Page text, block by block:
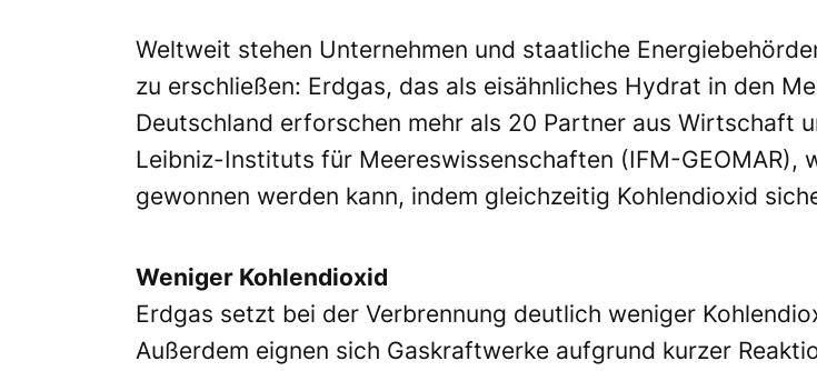
Weltweit stehen Unternehmen und staatliche
zu erschließen: Erdgas, das als eisähnliches Hydrat in den
Deutschland erforschen mehr als 20 Partner aus Wirtschaft
Leibniz-Instituts für Meereswissenschaften (IFM-GEOMAR),
gewonnen werden kann, indem gleichzeitig Kohlendioxid
Weniger Kohlendioxid
Erdgas setzt bei der Verbrennung deutlich weniger
Außerdem eignen sich Gaskraftwerke aufgrund kurzer